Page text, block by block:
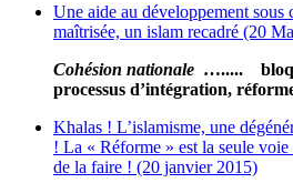
Une aide au développement
maîtrisée, un islam recadré (20
Cohésion nationale ….....
processus d’intégration,
Khalas ! L’islamisme, une
! La « Réforme » est la seule
de la faire ! (20 janvier 2015)